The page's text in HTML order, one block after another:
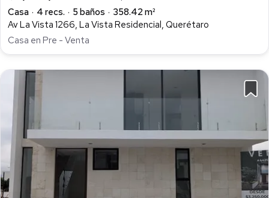
Casa
4 recs. 5 baños
358.42 m²
Av La Vista 1266, La Vista Residencial, Querétaro
Casa en Pre - Venta